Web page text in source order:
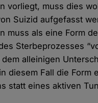
vorliegt, muss dies
Suizid aufgefasst
muss als eine Form
Sterbeprozesses
dem alleinigen
diesem Fall die Form
statt eines aktiven